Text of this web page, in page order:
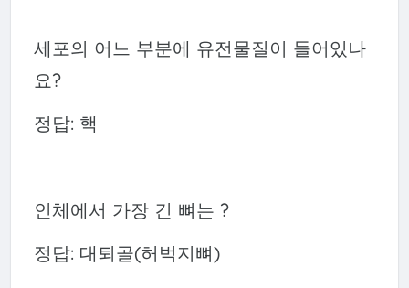
세포의 어느 부분에 유전물질이 들어있나
요?
정답: 핵
인체에서 가장 긴 뼈는 ?
정답: 대퇴골(허벅지뼈)